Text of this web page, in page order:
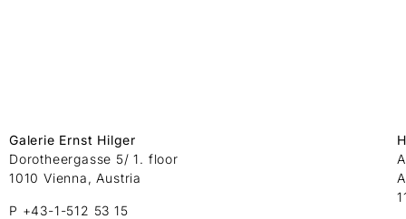
Galerie Ernst Hilger
Dorotheergasse 5/ 1. floor
1010 Vienna, Austria
P +43-1-512 53 15